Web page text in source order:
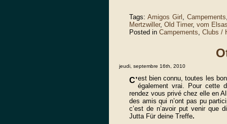
Tags:Amigos Girl ,Campements
Mertzwiller, Old Timer, vom
Posted in Campements, Clubs /
jeudi, septembre 16th, 2010
C’est bien connu, toutes les
également vrai. Pour cette
rendez vous privé chez elle en
des amis qui n’ont pas pu
c’est de n’avoir put venir que
Jutta Für deine Treffe.